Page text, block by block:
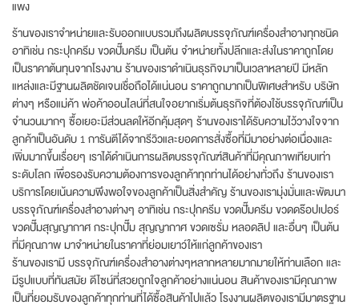
แพง
ร้านของเราจำหน่ายและรับออกแบบรวมถึงผลิตบรรจุภัณฑ์เครื่องสำอางทุกชนิด
อาทิเช่น กระปุกครีม ขวดปั๊มครีม เป็นต้น จำหน่ายทั้งปลีกและส่งในราคาถูกโดย
เป็นราคาต้นทุนจากโรงงาน ร้านของเราดำเนินธุรกิจมาเป็นเวลาหลายปี มีหลัก
แหล่งและมีฐานผลิตชัดเจนเชื่อถือได้แน่นอน ราคาถูกมากเป็นพิเศษสำหรับ บริษัท
ต่างๆ หรือแม่ค้า พ่อค้าออนไลน์ที่สนใจอยากเริ่มต้นธุรกิจที่ต้องใช้บรรจุภัณฑ์เป็น
จำนวนมากๆ ซื้อเยอะมีส่วนลดให้อีกคุ้มสุดๆ ร้านของเราได้รับความไว้วางใจจาก
ลูกค้าเป็นอันดับ 1 การันตีได้จากรีวิวและยอดการสั่งซื้อที่มีมาอย่างต่อเนื่องและ
เพิ่มมากขึ้นเรื่อยๆ เราได้ดำเนินการผลิตบรรจุภัณฑ์สินค้าที่มีคุณภาพเทียบเท่า
ระดับโลก เพื่อรองรับความต้องการของลูกค้าทุกท่านได้อย่างทั่วถึง ร้านของเรา
บริการโดยเน้นความพึงพอใจของลูกค้าเป็นสิ่งสำคัญ ร้านของเรามุ่งมั่นและพัฒนา
บรรจุภัณฑ์เครื่องสำอางต่างๆ อาทิเช่น กระปุกครีม ขวดปั๊มครีม ขวดดร๊อปเปอร์
ขวดปั๊มสุญญากาศ กระปุกปั๊ม สุญญากาศ ขวดเซรั่ม หลอดลิป และอื่นๆ เป็นต้น
ที่มีคุณภาพ มาจำหน่ายในราคาที่ย่อมเยาว์ให้แก่ลูกค้าของเรา
ร้านของเรามี บรรจุภัณฑ์เครื่องสำอางต่างๆหลากหลายมากมายให้ท่านเลือก และ
มีรูปแบบที่ทันสมัย ดีไซน์ที่สวยถูกใจลูกค้าอย่างแน่นอน สินค้าของเรามีคุณภาพ
เป็นที่ยอมรับของลูกค้าทุกท่านที่ได้ซื้อสินค้าไปแล้ว โรงงานผลิตของเรามีมาตรฐาน